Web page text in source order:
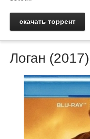
скачать торрент
Логан (2017)